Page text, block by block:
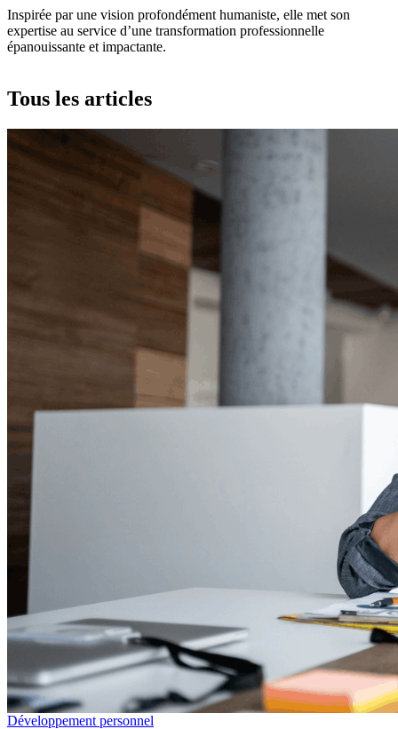
Inspirée par une vision profondément humaniste, elle met son
expertise au service d’une transformation professionnelle
épanouissante et impactante.
Tous les articles
Développement personnel